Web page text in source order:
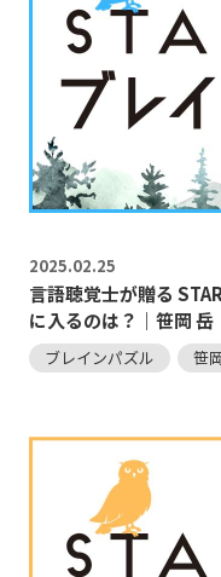
2025.02.25
言語聴覚士が贈る
に入るのは？｜笹岡 岳
ブレインパズル 笹